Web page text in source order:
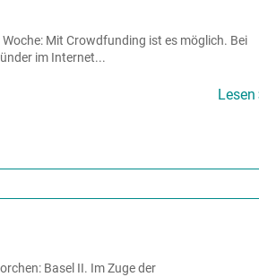
Mit Crowdfunding ist es möglich. Bei
im Internet...
Lesen
Basel II. Im Zuge der